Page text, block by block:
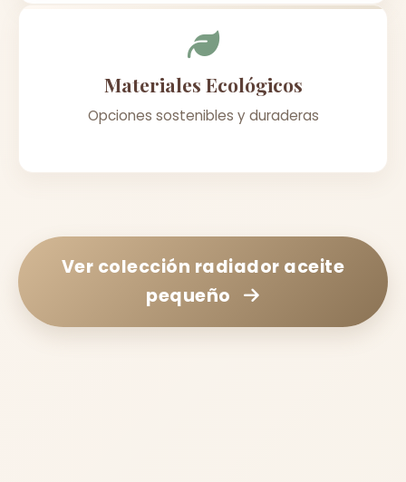
Materiales Ecológicos
Opciones sostenibles y duraderas
Ver colección radiador aceite
pequeño